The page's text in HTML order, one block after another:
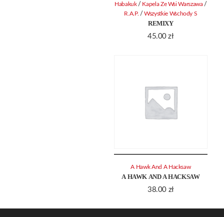
REMIXY
45.00zł
Habakuk / Kapela Ze Wsi Warszawa /
R.A.P. /Wszystkie Wschody S
A HAWK AND A HACKSAW
38.00 zł
A Hawk And A Hacksaw